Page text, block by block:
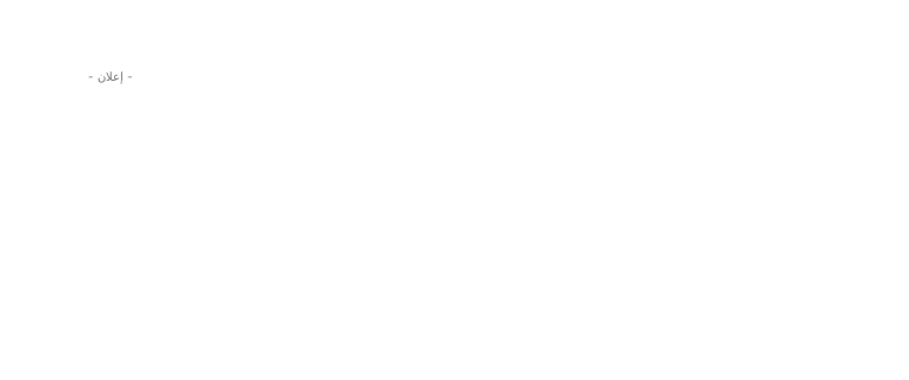
- إعلان -